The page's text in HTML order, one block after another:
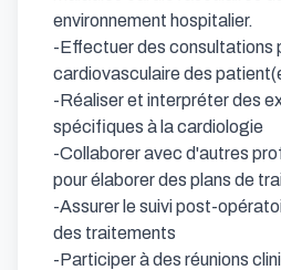
environnement hospitalier.
-Effectuer des consultations
cardiovasculaire des
-Réaliser et interpréter des
spécifiques à la cardiologie
-Collaborer avec d'autres
pour élaborer des plans de
-Assurer le suivi post-
des traitements
-Participer à des réunions